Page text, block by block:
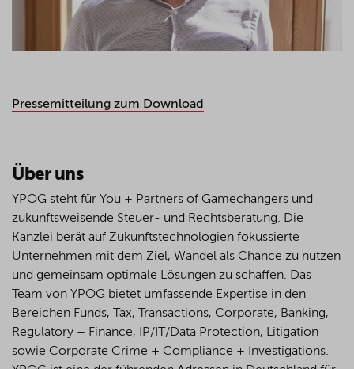
Pressemitteilung zum Download
Über uns
YPOG steht für You + Partners of Gamechangers und
zukunftsweisende Steuer- und Rechtsberatung. Die
Kanzlei berät auf Zukunftstechnologien fokussierte
Unternehmen mit dem Ziel, Wandel als Chance zu nutzen
und gemeinsam optimale Lösungen zu schaffen. Das
Team von YPOG bietet umfassende Expertise in den
Bereichen Funds, Tax, Transactions, Corporate, Banking,
Regulatory + Finance, IP/IT/Data Protection, Litigation
sowie Corporate Crime + Compliance + Investigations.